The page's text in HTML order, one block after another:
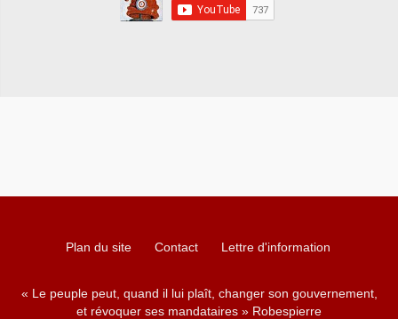
Plan du site Contact Lettre d'information
« Le peuple peut, quand il lui plaît, changer son gouvernement,
et révoquer ses mandataires » Robespierre